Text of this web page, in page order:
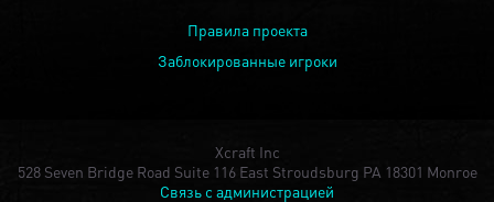
Правила проекта
Заблокированные игроки
Xcraft Inc
528 Seven Bridge Road Suite 116 East Stroudsburg PA 18301 Monroe
Связь с администрацией